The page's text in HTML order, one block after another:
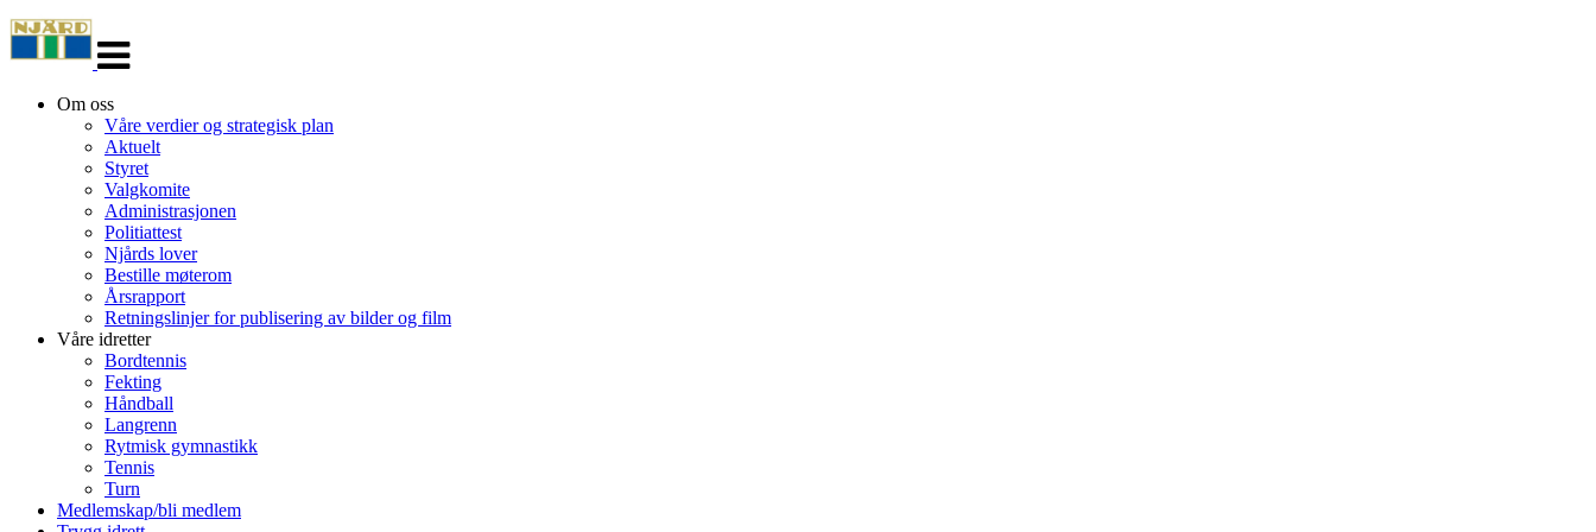
navigasjon
Om oss
Våre verdier og strategisk plan
Aktuelt
Styret
Valgkomite
Administrasjonen
Politiattest
Njårds lover
Bestille møterom
Årsrapport
Retningslinjer for publisering av bilder og film
Våre idretter
Bordtennis
Fekting
Håndball
Langrenn
Rytmisk gymnastikk
Tennis
Turn
Medlemskap/bli medlem